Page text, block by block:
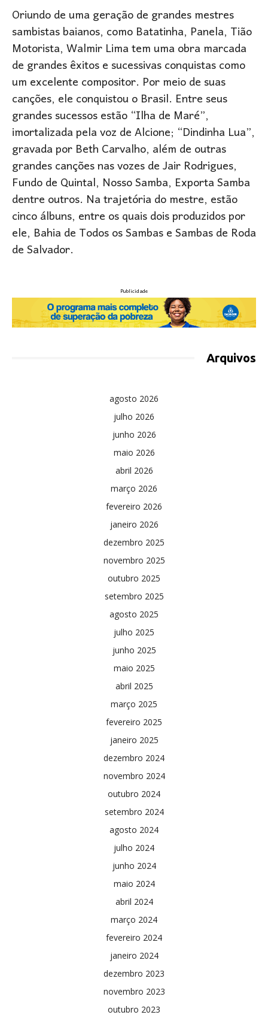
Oriundo de uma geração de grandes mestres
sambistas baianos, como Batatinha, Panela, Tião
Motorista, Walmir Lima tem uma obra marcada
de grandes êxitos e sucessivas conquistas como
um excelente compositor. Por meio de suas
canções, ele conquistou o Brasil. Entre seus
grandes sucessos estão “Ilha de Maré”,
imortalizada pela voz de Alcione; “Dindinha Lua”,
gravada por Beth Carvalho, além de outras
grandes canções nas vozes de Jair Rodrigues,
Fundo de Quintal, Nosso Samba, Exporta Samba
dentre outros. Na trajetória do mestre, estão
cinco álbuns, entre os quais dois produzidos por
ele, Bahia de Todos os Sambas e Sambas de Roda
de Salvador.
Publicidade
Arquivos
agosto 2026
julho 2026
junho 2026
maio 2026
abril 2026
março 2026
fevereiro 2026
janeiro 2026
dezembro 2025
novembro 2025
outubro 2025
setembro 2025
agosto 2025
julho 2025
junho 2025
maio 2025
abril 2025
março 2025
fevereiro 2025
janeiro 2025
dezembro 2024
novembro 2024
outubro 2024
setembro 2024
agosto 2024
julho 2024
junho 2024
maio 2024
abril 2024
março 2024
fevereiro 2024
janeiro 2024
dezembro 2023
novembro 2023
outubro 2023